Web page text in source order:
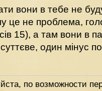
вони в тебе не
це не проблема,
15), а там вони в
один мінус
по возможности